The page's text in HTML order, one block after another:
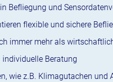
Befliegung und
flexible und sichere
immer mehr als
Beratung
wie z.B. Klimagutachen